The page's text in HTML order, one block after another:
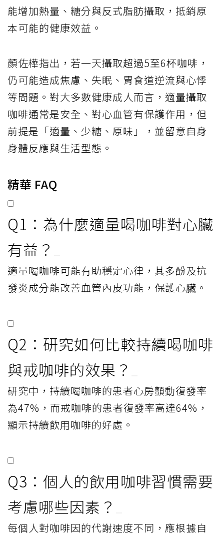
能增加熱量、糖分與反式脂肪攝取，抵銷原
本可能的健康效益。
顏佐樺指出，若一天攝取超過5至6杯咖啡，
仍可能造成焦慮、失眠、胃食道逆流與心悸
等問題。對大多數健康成人而言，適量攝取
咖啡通常是安全、對心血管有保護作用，但
前提是「適量、少糖、原味」，並留意自身
身體反應與生活型態。
精華 FAQ
Q1：為什麼適量喝咖啡對心臟
有益？
適量喝咖啡可能有助穩定心律，其多酚及抗
發炎成分能改善血管內皮功能，保護心臟。
Q2：研究如何比較持續喝咖啡
與戒咖啡的效果？
研究中，持續喝咖啡的患者心房顫動復發率
為47%，而戒咖啡的患者復發率高達64%，
顯示持續飲用咖啡的好處。
Q3：個人的飲用咖啡習慣需要
考慮哪些因素？
每個人對咖啡因的代謝速度不同，應根據自